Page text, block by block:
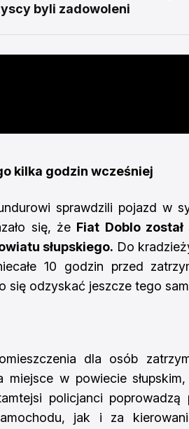
byli zadowoleni
kilka godzin wcześniej
sprawdzili pojazd w
się, że Fiat Doblo
słupskiego. Do
10 godzin przed
się odzyskać jeszcze tego
dla osób
miejsce w powiecie słupskim,
policjanci poprowadzą
jak i za